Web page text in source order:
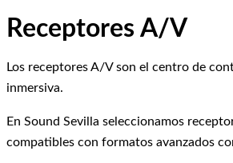
Receptores A/V
Los receptores A/V son el centro de
inmersiva.
En Sound Sevilla seleccionamos
compatibles con formatos avanzados